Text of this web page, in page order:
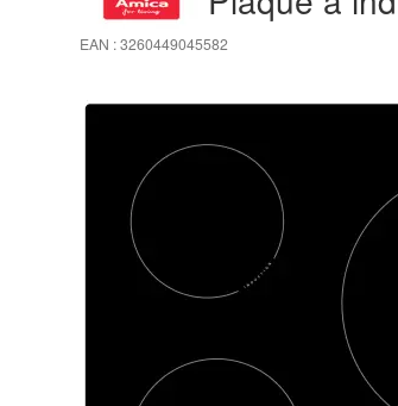
EAN : 3260449045582